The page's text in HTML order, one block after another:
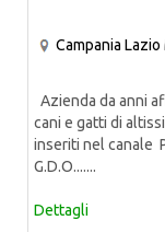
Campania Lazio
Azienda da anni
cani e gatti di
inseriti nel canale
G.D.O.......
Dettagli